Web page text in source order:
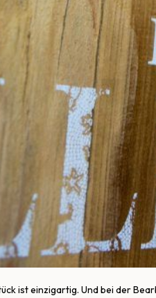
ist einzigartig. Und bei der